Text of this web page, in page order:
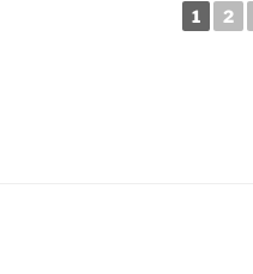
1 2